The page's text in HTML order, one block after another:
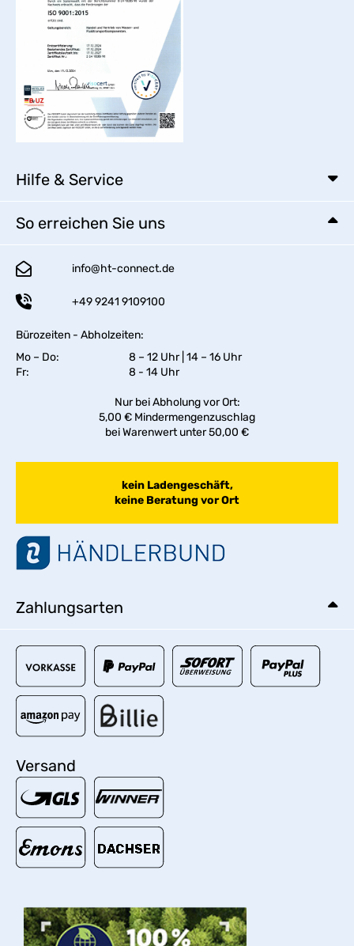
Hilfe & Service
So erreichen Sie uns
info@ht-connect.de
+49 9241 9109100
Bürozeiten - Abholzeiten:
Mo – Do:
8 – 12 Uhr | 14 – 16 Uhr
Fr:
8 - 14 Uhr
Nur bei Abholung vor Ort:
5,00 € Mindermengenzuschlag
bei Warenwert unter 50,00 €
kein Ladengeschäft,
keine Beratung vor Ort
Zahlungsarten
Versand